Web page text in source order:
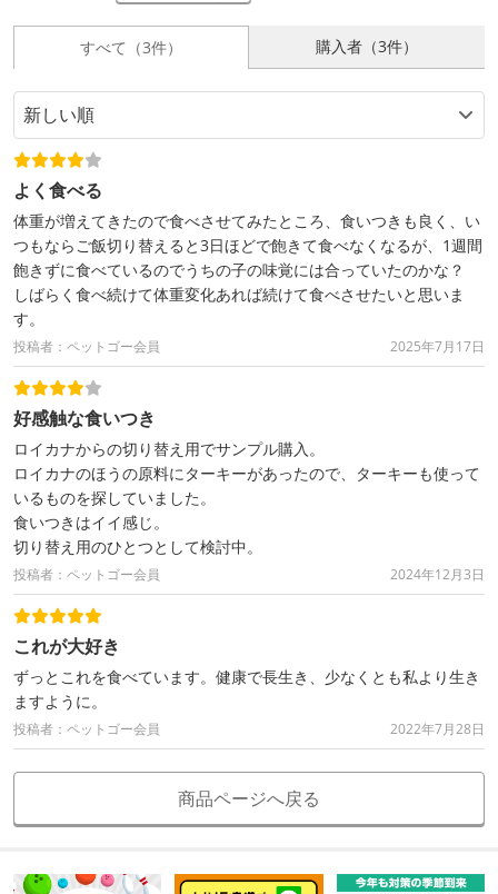
すべて（3件） 購入者（3件）
よく食べる
体重が増えてきたので食べさせてみたところ、食いつきも良く、い
つもならご飯切り替えると3日ほどで飽きて食べなくなるが、1週間
飽きずに食べているのでうちの子の味覚には合っていたのかな？
しばらく食べ続けて体重変化あれば続けて食べさせたいと思いま
す。
投稿者：ペットゴー会員 2025年7月17日
好感触な食いつき
ロイカナからの切り替え用でサンプル購入。
ロイカナのほうの原料にターキーがあったので、ターキーも使って
いるものを探していました。
食いつきはイイ感じ。
切り替え用のひとつとして検討中。
投稿者：ペットゴー会員 2024年12月3日
これが大好き
ずっとこれを食べています。健康で長生き、少なくとも私より生き
ますように。
投稿者：ペットゴー会員 2022年7月28日
商品ページへ戻る